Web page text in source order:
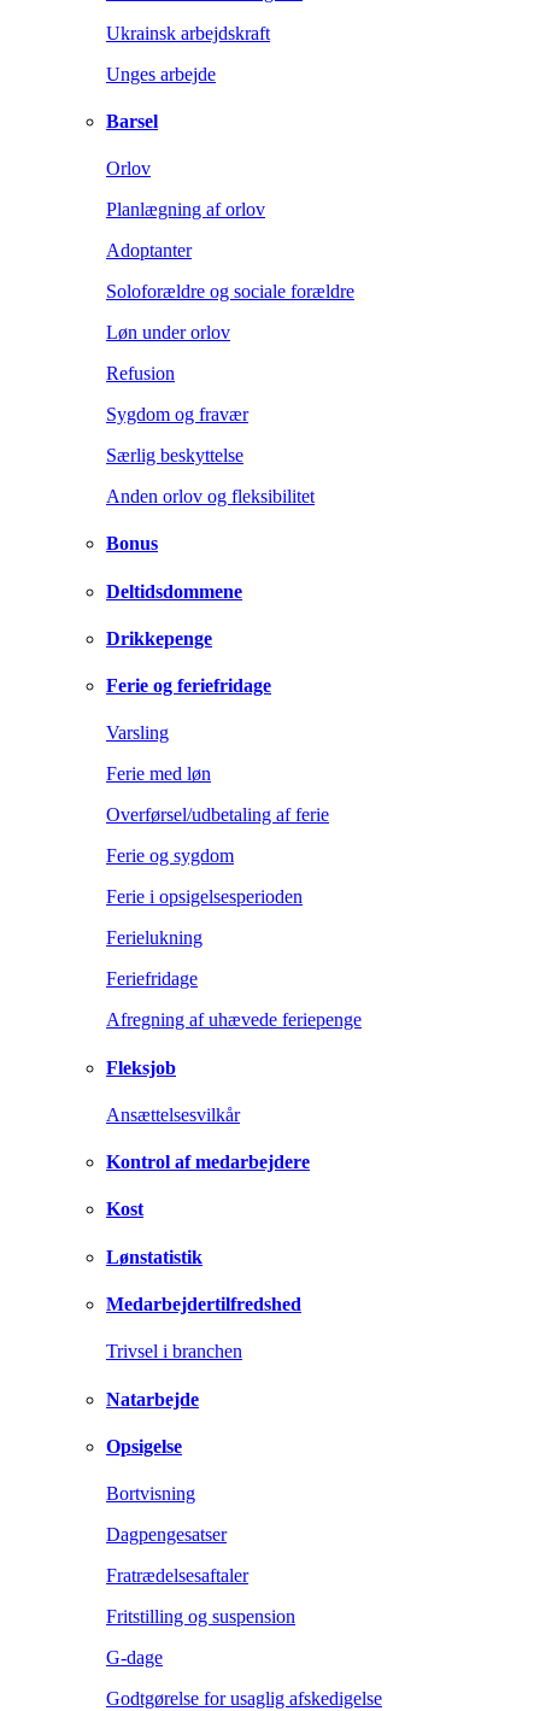
Ukrainsk arbejdskraft
Unges arbejde
Barsel
Orlov
Planlægning af orlov
Adoptanter
Soloforældre og sociale forældre
Løn under orlov
Refusion
Sygdom og fravær
Særlig beskyttelse
Anden orlov og fleksibilitet
Bonus
Deltidsdommene
Drikkepenge
Ferie og feriefridage
Varsling
Ferie med løn
Overførsel/udbetaling af ferie
Ferie og sygdom
Ferie i opsigelsesperioden
Ferielukning
Feriefridage
Afregning af uhævede feriepenge
Fleksjob
Ansættelsesvilkår
Kontrol af medarbejdere
Kost
Lønstatistik
Medarbejdertilfredshed
Trivsel i branchen
Natarbejde
Opsigelse
Bortvisning
Dagpengesatser
Fratrædelsesaftaler
Fritstilling og suspension
G-dage
Godtgørelse for usaglig afskedigelse